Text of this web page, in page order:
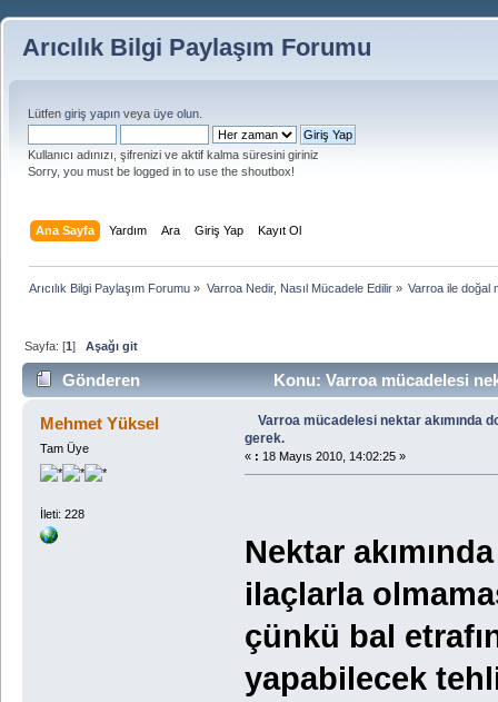
Arıcılık Bilgi Paylaşım Forumu
Lütfen giriş yapın veya üye olun
Kullanıcı adınızı, şifrenizi ve aktif kalma süresini giriniz
Sorry, you must be logged in to use the shoutbox!
Ana Sayfa Yardım Ara Giriş Yap Kayıt Ol
Arıcılık Bilgi Paylaşım Forumu » Varroa Nedir, Nasıl Mücadele Edilir» Varroa ile doğal
Sayfa: [1]Aşağı git
Gönderen
Konu: Varroa mücadelesi
defa)
Mehmet Yüksel
Tam Üye
İleti: 228
Varroa mücadelesi nektar akımında
gerek.
« : 18 Mayıs 2010, 14:02:25 »
Nektar
ilaçlarla
çünkü bal
yapabilecek